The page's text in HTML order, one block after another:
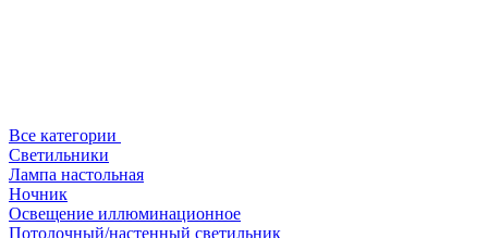
Все категории
Светильники
Лампа настольная
Ночник
Освещение иллюминационное
Потолочный/настенный светильник